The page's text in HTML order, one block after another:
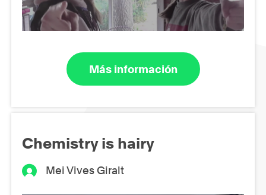
Más información
Chemistry is hairy
Mei Vives Giralt